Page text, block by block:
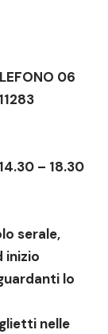
06
– 18.30
serale,
inizio
lo
nelle